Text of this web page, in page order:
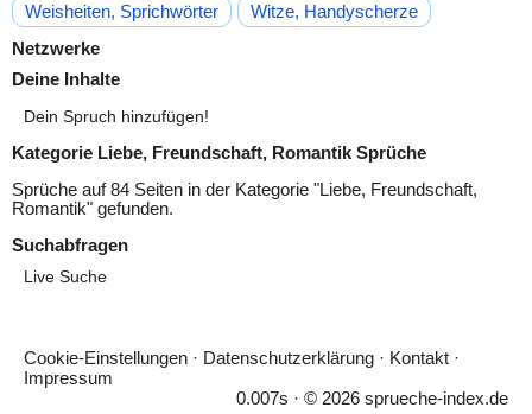
Weisheiten, Sprichwörter
Witze, Handyscherze
Netzwerke
Deine Inhalte
Dein Spruch hinzufügen!
Kategorie Liebe, Freundschaft, Romantik Sprüche
Sprüche auf 84 Seiten in der Kategorie "Liebe, Freundschaft,
Romantik" gefunden.
Suchabfragen
Live Suche
Cookie-Einstellungen · Datenschutzerklärung · Kontakt ·
Impressum
0.007s · © 2026 sprueche-index.de